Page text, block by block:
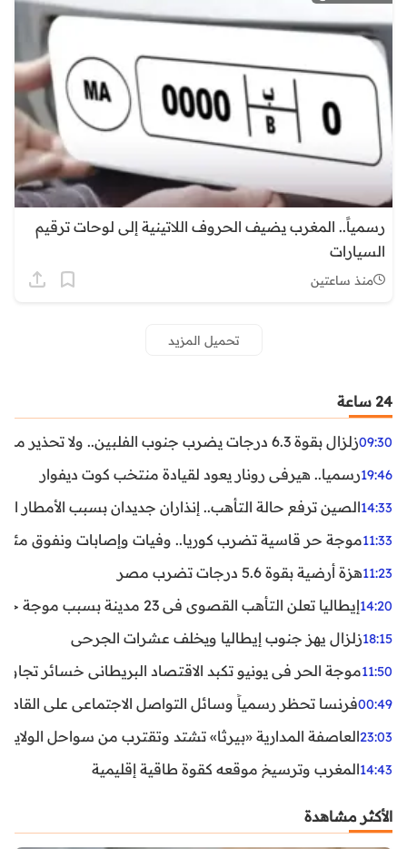
رسمياً.. المغرب يضيف الحروف اللاتينية إلى لوحات ترقيم
السيارات
منذ ساعتين
تحميل المزيد
24 ساعة
09:30زلزال بقوة 6.3 درجات يضرب جنوب الفلبين.. ولا تحذير من تسونامي حتى الآن
19:46رسميا.. هيرفي رونار يعود لقيادة منتخب كوت ديفوار
14:33الصين ترفع حالة التأهب.. إنذاران جديدان بسبب الأمطار
11:33موجة حر قاسية تضرب كوريا.. وفيات وإصابات ونفوق مئات
11:23هزة أرضية بقوة 5.6 درجات تضرب مصر
14:20إيطاليا تعلن التأهب القصوى في 23 مدينة بسبب موجة حر شديدة
18:15زلزال يهز جنوب إيطاليا ويخلف عشرات الجرحى
11:50موجة الحر في يونيو تكبد الاقتصاد البريطاني خسائر تجاوزت 1.5 مليار
00:49فرنسا تحظر رسمياً وسائل التواصل الاجتماعي على القاصرين
23:03العاصفة المدارية «بيرثا» تشتد وتقترب من سواحل
14:43المغرب وترسيخ موقعه كقوة طاقية إقليمية
الأكثر مشاهدة